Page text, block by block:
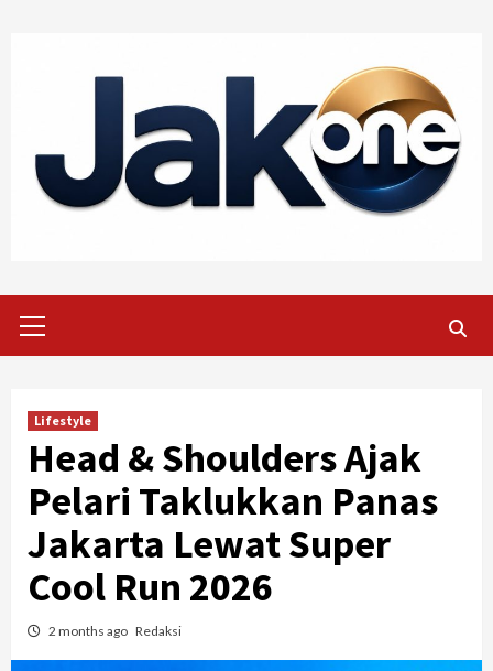
Menu
Lifestyle
Head & Shoulders Ajak
Pelari Taklukkan Panas
Jakarta Lewat Super
Cool Run 2026
2 months ago Redaksi